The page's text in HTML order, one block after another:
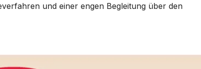
und einer engen Begleitung über den